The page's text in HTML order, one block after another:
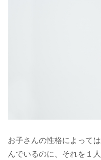
お子さんの性格によって
んでいるのに、それを１